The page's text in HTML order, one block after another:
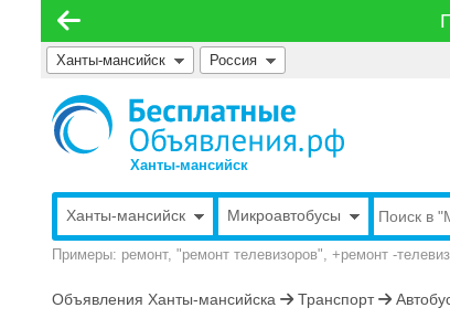
Ханты-мансийск Россия
Ханты-мансийск
Ханты-мансийск Микроавтобусы
Примеры: ремонт, "ремонт телевизоров", +ремонт -
Объявления Ханты-мансийска Транспорт